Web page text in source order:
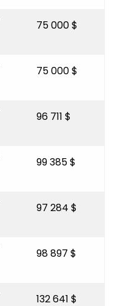
75 000 $
75 000 $
96 711 $
99 385 $
97 284 $
98 897 $
132 641 $